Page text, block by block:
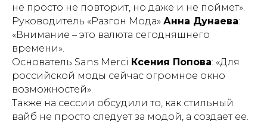
не просто не повторит, но даже и не поймет».
Руководитель «Разгон Мода» Анна Дунаева:
«Внимание – это валюта сегодняшнего
времени».
Основатель Sans Merci Ксения Попова: «Для
российской моды сейчас огромное окно
возможностей».
Также на сессии обсудили то, как стильный
вайб не просто следует за модой, а создает ее.